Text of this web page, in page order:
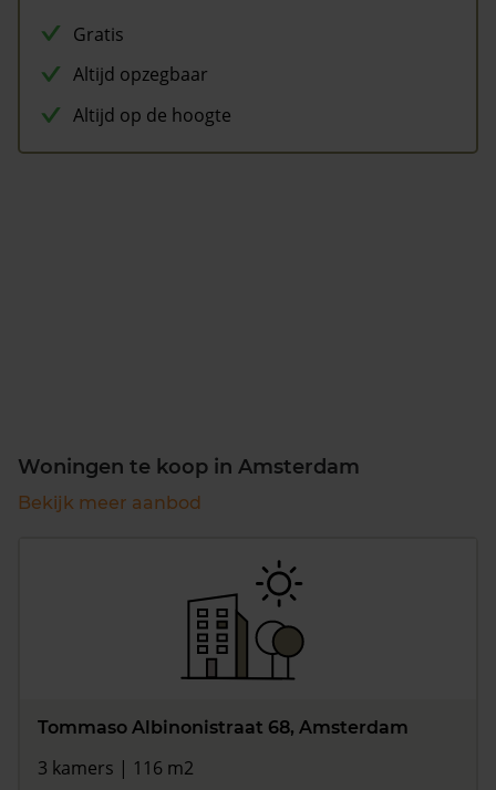
Gratis
Altijd opzegbaar
Altijd op de hoogte
Woningen te koop in Amsterdam
Bekijk meer aanbod
Tommaso Albinonistraat 68, Amsterdam
3 kamers | 116 m2